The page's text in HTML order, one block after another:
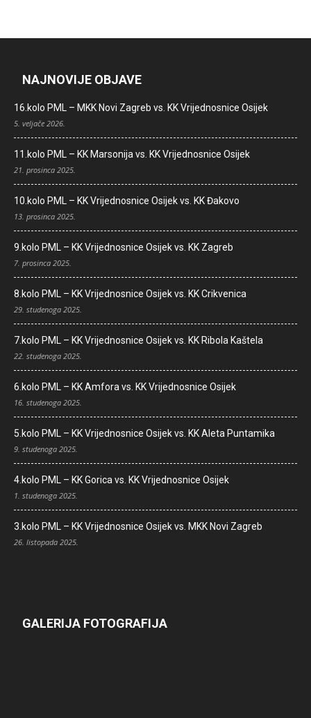
NAJNOVIJE OBJAVE
16.kolo PML – MKK Novi Zagreb vs. KK Vrijednosnice Osijek
5. veljače 2026.
11.kolo PML – KK Marsonija vs. KK Vrijednosnice Osijek
21. prosinca 2025.
10.kolo PML – KK Vrijednosnice Osijek vs. KK Đakovo
13. prosinca 2025.
9.kolo PML – KK Vrijednosnice Osijek vs. KK Zagreb
7. prosinca 2025.
8.kolo PML – KK Vrijednosnice Osijek vs. KK Crikvenica
29. studenoga 2025.
7.kolo PML – KK Vrijednosnice Osijek vs. KK Ribola Kaštela
22. studenoga 2025.
6.kolo PML – KK Amfora vs. KK Vrijednosnice Osijek
16. studenoga 2025.
5.kolo PML – KK Vrijednosnice Osijek vs. KK Aleta Puntamika
9. studenoga 2025.
4.kolo PML – KK Gorica vs. KK Vrijednosnice Osijek
1. studenoga 2025.
3.kolo PML – KK Vrijednosnice Osijek vs. MKK Novi Zagreb
26. listopada 2025.
GALERIJA FOTOGRAFIJA